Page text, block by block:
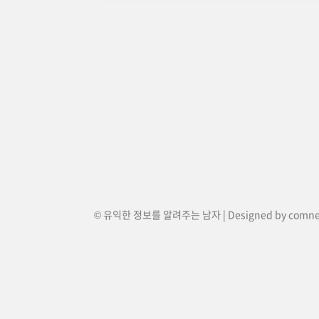
© 유익한 정보를 알려주는 남자 | Designed by